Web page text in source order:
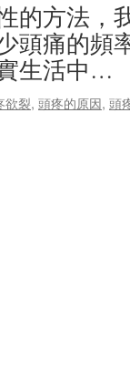
的方法，
頭痛的頻
生活中…
欲裂, 頭疼的原因, 頭